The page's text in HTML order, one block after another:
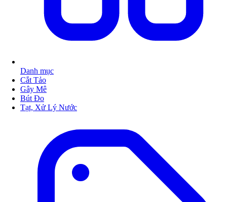
Danh mục
Cắt Tảo
Gây Mê
Bút Đo
Tạt, Xử Lý Nước